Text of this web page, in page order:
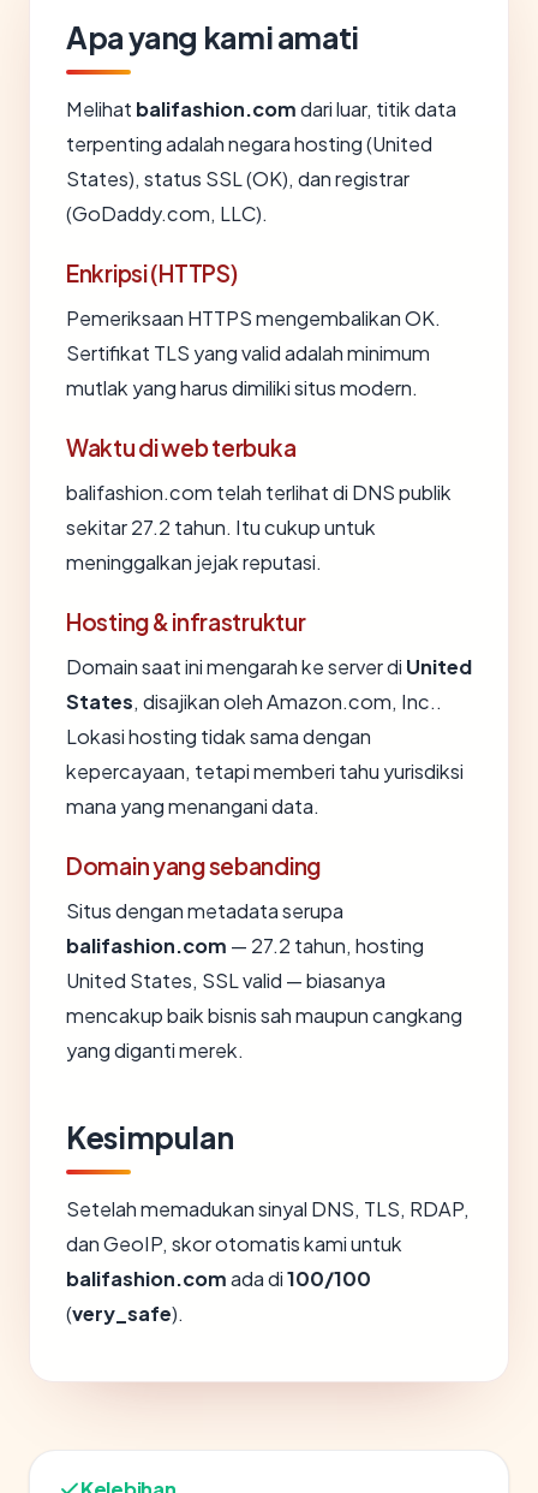
Apa yang kami amati
Melihat balifashion.comdari luar, titik data
terpenting adalah negara hosting (United
States), status SSL (OK), dan registrar
(GoDaddy.com, LLC).
Enkripsi (HTTPS)
Pemeriksaan HTTPS mengembalikan OK.
Sertifikat TLS yang valid adalah minimum
mutlak yang harus dimiliki situs modern.
Waktu di web terbuka
balifashion.com telah terlihat di DNS publik
sekitar 27.2 tahun. Itu cukup untuk
meninggalkan jejak reputasi.
Hosting & infrastruktur
Domain saat ini mengarah ke server di United
States, disajikan oleh Amazon.com, Inc..
Lokasi hosting tidak sama dengan
kepercayaan, tetapi memberi tahu yurisdiksi
mana yang menangani data.
Domain yang sebanding
Situs dengan metadata serupa
balifashion.com — 27.2 tahun, hosting
United States, SSL valid — biasanya
mencakup baik bisnis sah maupun cangkang
yang diganti merek.
Kesimpulan
Setelah memadukan sinyal DNS, TLS, RDAP,
dan GeoIP, skor otomatis kami untuk
balifashion.comada di100/100
(very_safe).